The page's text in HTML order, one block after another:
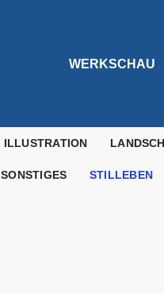
WERKSCHAU
ILLUSTRATION
SONSTIGES STILLEBEN